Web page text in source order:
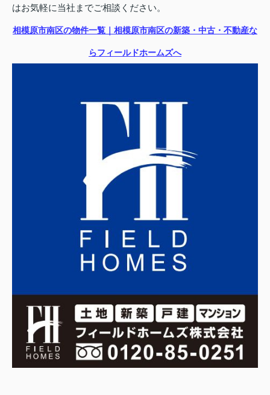
はお気軽に当社までご相談ください。
相模原市南区の物件一覧｜相模原市南区の新築・中古・不動産な
らフィールドホームズへ